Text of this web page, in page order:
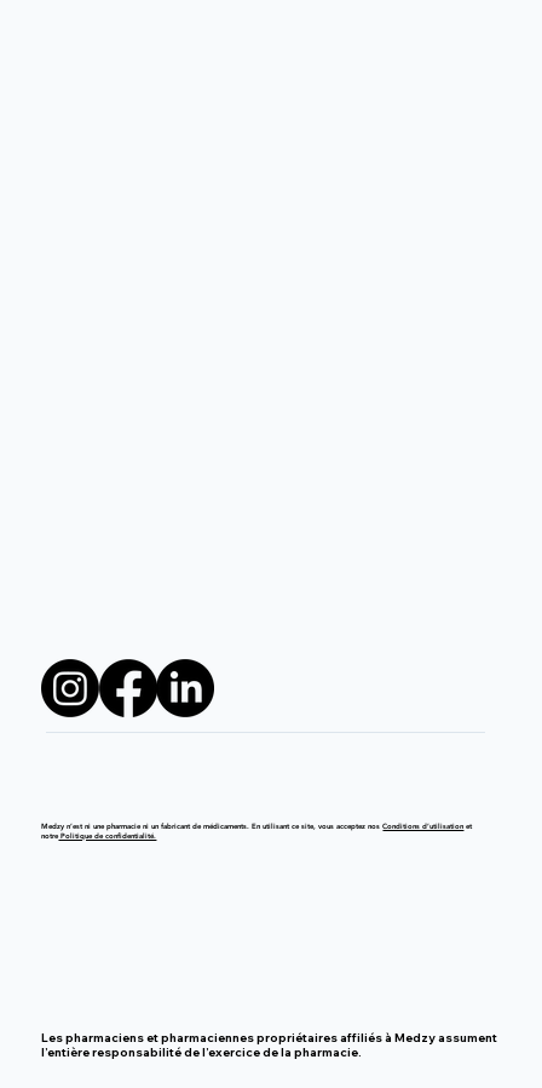
Les pharmaciens et pharmaciennes propriétaires affiliés à Medzy assument
l’entière responsabilité de l’exercice de la pharmacie.
Medzy n’est ni une pharmacie ni un fabricant de médicaments. En utilisant ce site, vous acceptez nosConditions d’utilisation et
notrePolitique de confidentialité.